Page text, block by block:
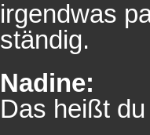
irgendwas
ständig.
Nadine:
Das heißt